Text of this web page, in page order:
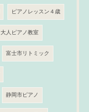
ピアノレッスン４歳
大人ピアノ教室
富士市リトミック
静岡市ピアノ